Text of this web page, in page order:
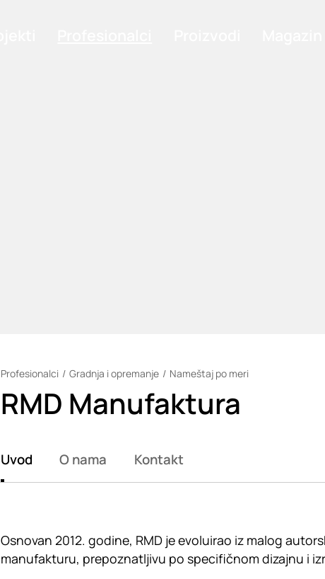
Profesionalci Gradnja i opremanje Nameštaj po meri
RMD Manufaktura
Uvod O nama Kontakt
Osnovan 2012. godine, RMD je evoluirao iz malog
manufakturu, prepoznatljivu po specifičnom dizajnu i